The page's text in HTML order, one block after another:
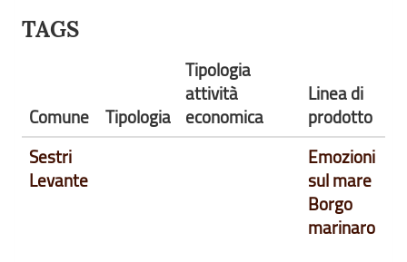
TAGS
Comune Tipologia
Tipologia
attività
economica
Linea di
prodotto
Sestri
Levante
Emozioni
sul mare
Borgo
marinaro